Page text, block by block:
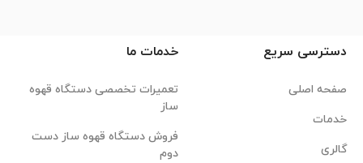
دسترسی سریع
صفحه اصلی
خدمات
گالری
خدمات ما
تعمیرات تخصصی دستگاه قهوه
ساز
فروش دستگاه قهوه ساز دست
دوم